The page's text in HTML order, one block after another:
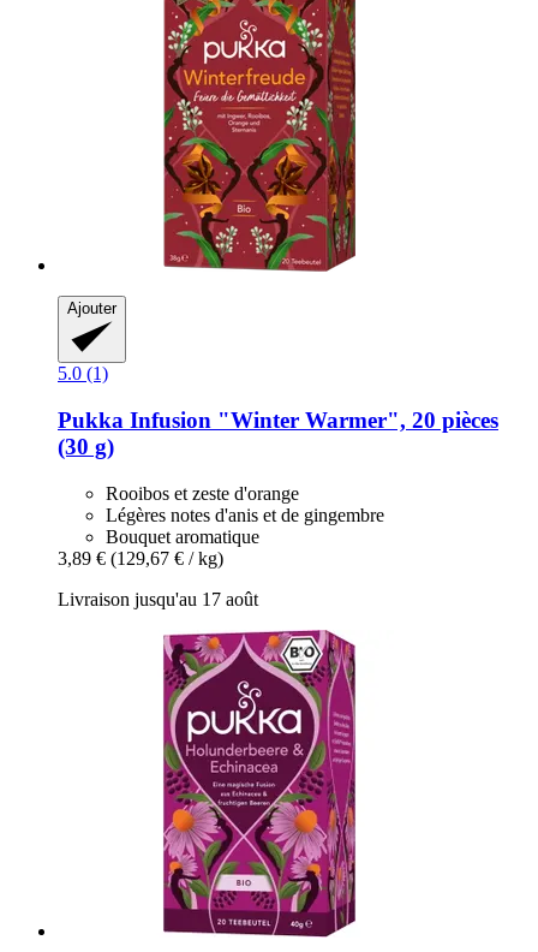
Ajouter
5.0 (1)
Pukka Infusion "Winter Warmer", 20 pièces
(30 g)
Rooibos et zeste d'orange
Légères notes d'anis et de gingembre
Bouquet aromatique
3,89 € (129,67 € / kg)
Livraison jusqu'au 17 août